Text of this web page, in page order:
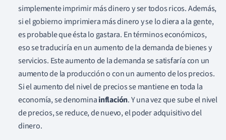
simplemente imprimir más dinero y ser todos ricos. Además,
si el gobierno imprimiera más dinero y se lo diera a la gente,
es probable que ésta lo gastara. En términos económicos,
eso se traduciría en un aumento de la demanda de bienes y
servicios. Este aumento de la demanda se satisfaría con un
aumento de la producción o con un aumento de los precios.
Si el aumento del nivel de precios se mantiene en toda la
economía, se denominainflación. Y una vez que sube el nivel
de precios, se reduce, de nuevo, el poder adquisitivo del
dinero.